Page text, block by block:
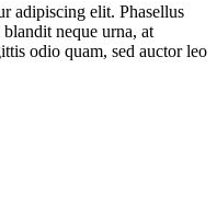
adipiscing elit. Phasellus
neque urna, at
odio quam, sed auctor leo